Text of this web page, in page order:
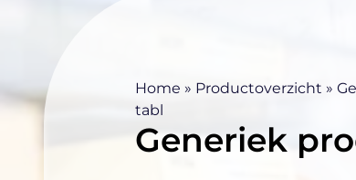
Home » Productoverzicht »
tabl
Generiek